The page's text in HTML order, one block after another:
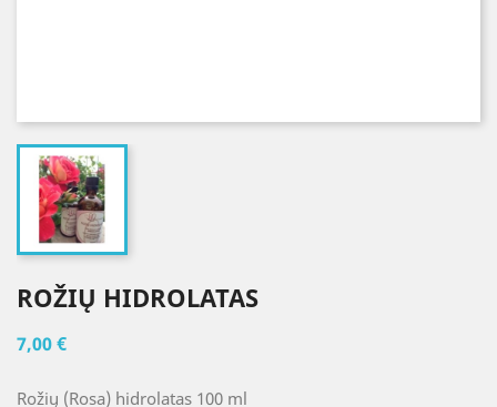
ROŽIŲ HIDROLATAS
7,00 €
Rožių (Rosa) hidrolatas 100 ml